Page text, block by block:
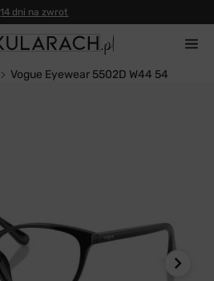
14 dni na zwrot
Vogue Eyewear 5502D W44 54